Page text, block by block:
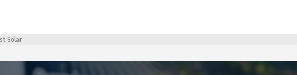
Solar